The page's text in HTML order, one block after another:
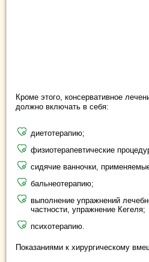
Кроме этого, консервативное
должно включать в себя:
диетотерапию;
физиотерапевтические
сидячие ванночки,
бальнеотерапию;
выполнение упражнений
частности, упражнение Кегеля;
психотерапию.
Показаниями к хирургическому